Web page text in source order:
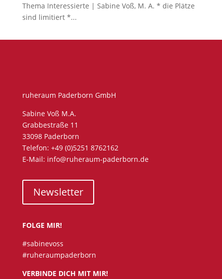
Thema Interessierte | Sabine Voß, M. A. * die Plätze
sind limitiert *...
ruheraum Paderborn GmbH
Sabine Voß M.A.
Grabbestraße 11
33098 Paderborn
Telefon: +49 (0)5251 8762162
E-Mail: info@ruheraum-paderborn.de
Newsletter
FOLGE MIR!
#sabinevoss
#ruheraumpaderborn
VERBINDE DICH MIT MIR!